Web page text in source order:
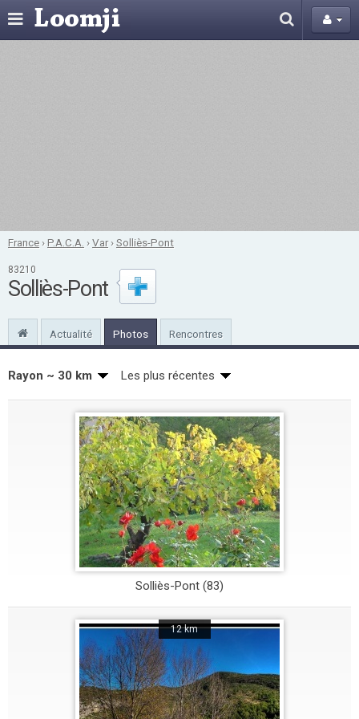
France ›P.A.C.A. ›Var›Solliès-Pont
83210
Solliès-Pont
Actualité Photos Rencontres
Rayon ~ 30 km Les plus récentes
Solliès-Pont (83)
12 km